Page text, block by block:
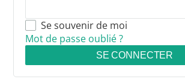
Se souvenir de moi
Mot de passe oublié ?
SE CONNECTER